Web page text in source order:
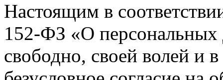
Настоящим в
152-ФЗ «О персональных
свободно, своей волей и